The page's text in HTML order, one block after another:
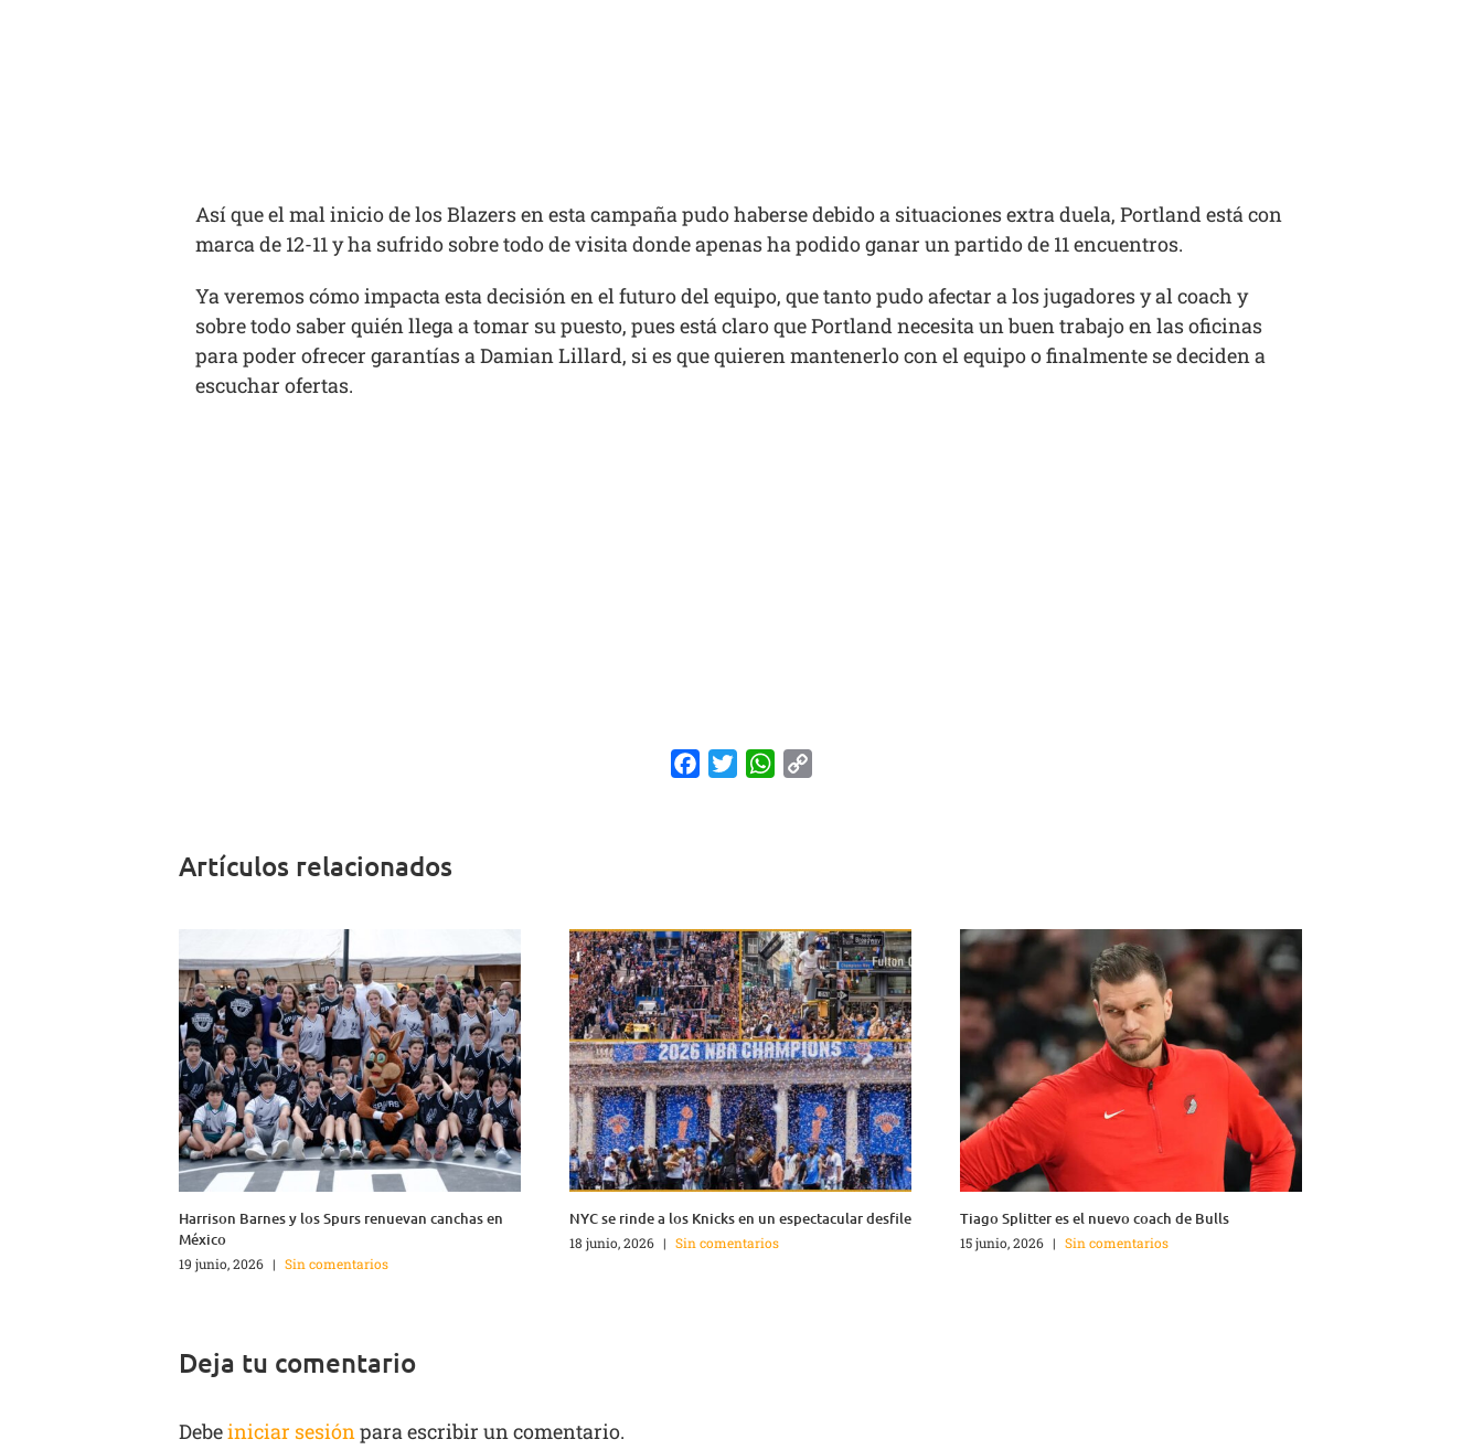
Así que el mal inicio de los Blazers en esta campaña pudo haberse debido a situaciones extra duela, Portland está con
marca de 12-11 y ha sufrido sobre todo de visita donde apenas ha podido ganar un partido de 11 encuentros.
Ya veremos cómo impacta esta decisión en el futuro del equipo, que tanto pudo afectar a los jugadores y al coach y
sobre todo saber quién llega a tomar su puesto, pues está claro que Portland necesita un buen trabajo en las oficinas
para poder ofrecer garantías a Damian Lillard, si es que quieren mantenerlo con el equipo o finalmente se deciden a
escuchar ofertas.
FacebookTwitterWhatsApp
Artículos relacionados
Harrison Barnes y los Spurs renuevan canchas en
México
19 junio, 2026 | Sin comentarios
NYC se rinde a los Knicks en un espectacular desfile
18 junio, 2026 | Sin comentarios
Tiago Splitter es el nuevo coach de Bulls
15 junio, 2026 | Sin comentarios
Deja tu comentario
Debeiniciar sesión para escribir un comentario.